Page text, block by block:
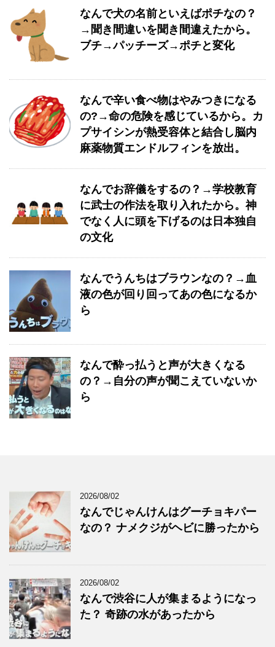
なんで犬の名前といえばポチなの？
→聞き間違いを聞き間違えたから。
ブチ→パッチーズ→ポチと変化
なんで辛い食べ物はやみつきになる
の?→命の危険を感じているから。カ
プサイシンが熱受容体と結合し脳内
麻薬物質エンドルフィンを放出。
なんでお辞儀をするの？→学校教育
に武士の作法を取り入れたから。神
でなく人に頭を下げるのは日本独自
の文化
なんでうんちはブラウンなの？→血
液の色が回り回ってあの色になるか
ら
なんで酔っ払うと声が大きくなる
の？→自分の声が聞こえていないか
ら
2026/08/02
なんでじゃんけんはグーチョキパー
なの？ ナメクジがヘビに勝ったから
2026/08/02
なんで渋谷に人が集まるようになっ
た？ 奇跡の水があったから